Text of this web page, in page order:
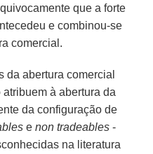
que a forte
e combinou-se
comercial.
da abertura comercial
à abertura da
da configuração de
enon tradeables -
na literatura